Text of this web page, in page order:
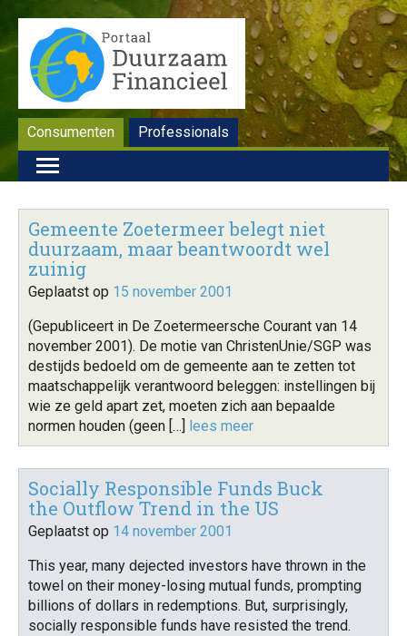
Consumenten Professionals
Gemeente Zoetermeer belegt niet
duurzaam, maar beantwoordt wel
zuinig
Geplaatst op 15 november 2001
(Gepubliceert in De Zoetermeersche Courant van 14
november 2001). De motie van ChristenUnie/SGP was
destijds bedoeld om de gemeente aan te zetten tot
maatschappelijk verantwoord beleggen: instellingen bij
wie ze geld apart zet, moeten zich aan bepaalde
normen houden (geen […] lees meer
Socially Responsible Funds Buck
the Outflow Trend in the US
Geplaatst op 14 november 2001
This year, many dejected investors have thrown in the
towel on their money-losing mutual funds, prompting
billions of dollars in redemptions. But, surprisingly,
socially responsible funds have resisted the trend.